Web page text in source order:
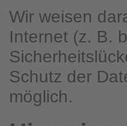
Wir weisen
Internet (z. B.
Schutz der
möglich.